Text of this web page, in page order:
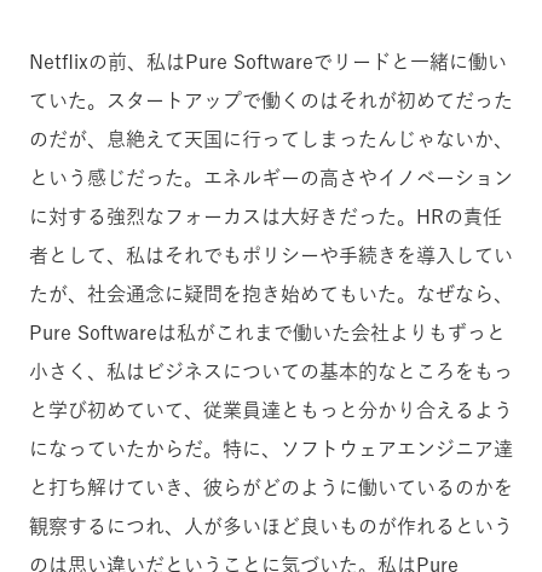
Netflixの前、私はPure Softwareでリードと一緒に働い
ていた。スタートアップで働くのはそれが初めてだった
のだが、息絶えて天国に行ってしまったんじゃないか、
という感じだった。エネルギーの高さやイノベーション
に対する強烈なフォーカスは大好きだった。HRの責任
者として、私はそれでもポリシーや手続きを導入してい
たが、社会通念に疑問を抱き始めてもいた。なぜなら、
Pure Softwareは私がこれまで働いた会社よりもずっと
小さく、私はビジネスについての基本的なところをもっ
と学び初めていて、従業員達ともっと分かり合えるよう
になっていたからだ。特に、ソフトウェアエンジニア達
と打ち解けていき、彼らがどのように働いているのかを
観察するにつれ、人が多いほど良いものが作れるという
のは思い違いだということに気づいた。私はPure